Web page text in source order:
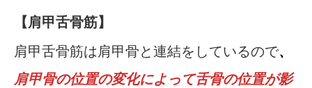
【肩甲舌骨筋】
肩甲舌骨筋は肩甲骨と連結をしているので、
肩甲骨の位置の変化によって舌骨の位置が影